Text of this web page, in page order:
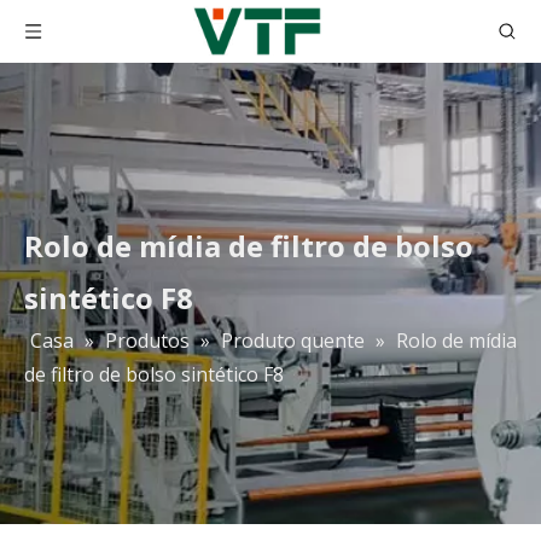
Rolo de mídia de filtro de bolso
sintético F8
Casa » Produtos » Produto quente » Rolo de mídia
de filtro de bolso sintético F8
H10 H11 H12 H13 H14 Purificador de ar Hepa Meio filtrante Papel de fibra de vidro Papel de filtro de fibra de vidro HEPA 0,3 mícrons Filtro de papel Hepa plissado Filtro Hepa 99,99%